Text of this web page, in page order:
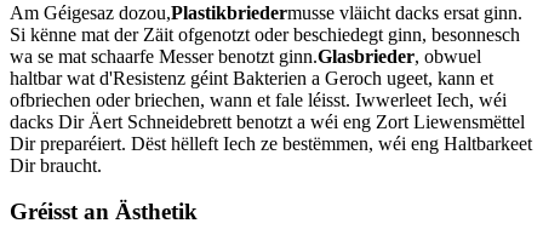
Am Géigesaz dozou,Plastikbriedermusse vläicht dacks ersat ginn.
Si kënne mat der Zäit ofgenotzt oder beschiedegt ginn, besonnesch
wa se mat schaarfe Messer benotzt ginn.Glasbrieder, obwuel
haltbar wat d'Resistenz géint Bakterien a Geroch ugeet, kann et
ofbriechen oder briechen, wann et fale léisst. Iwwerleet Iech, wéi
dacks Dir Äert Schneidebrett benotzt a wéi eng Zort Liewensmëttel
Dir preparéiert. Dëst hëlleft Iech ze bestëmmen, wéi eng Haltbarkeet
Dir braucht.
Gréisst an Ästhetik